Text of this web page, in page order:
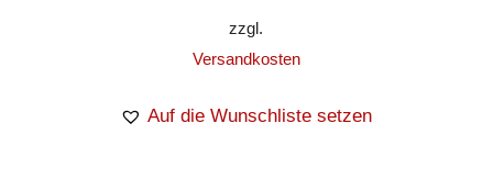
zzgl.
Versandkosten
Auf die Wunschliste setzen